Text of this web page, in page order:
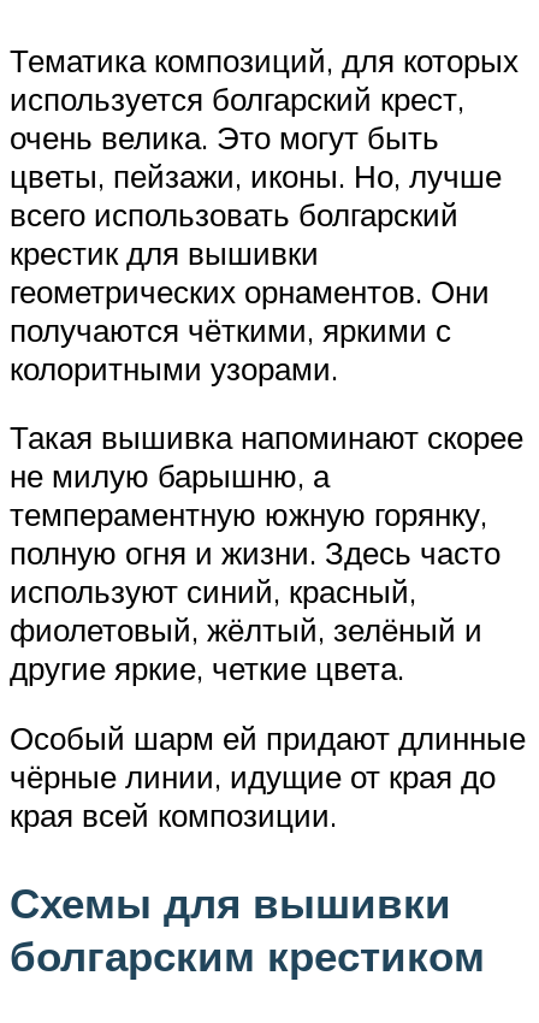
Тематика композиций, для которых
используется болгарский крест,
очень велика. Это могут быть
цветы, пейзажи, иконы. Но, лучше
всего использовать болгарский
крестик для вышивки
геометрических орнаментов. Они
получаются чёткими, яркими с
колоритными узорами.
Такая вышивка напоминают скорее
не милую барышню, а
темпераментную южную горянку,
полную огня и жизни. Здесь часто
используют синий, красный,
фиолетовый, жёлтый, зелёный и
другие яркие, четкие цвета.
Особый шарм ей придают длинные
чёрные линии, идущие от края до
края всей композиции.
Схемы для вышивки
болгарским крестиком